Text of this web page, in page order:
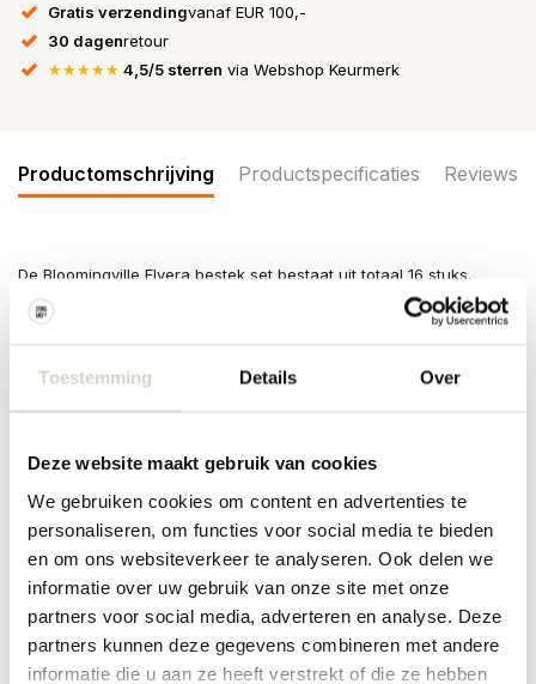
Toestemming Details Over
Deze website maakt gebruik van cookies
We gebruiken cookies om content en advertenties te
personaliseren, om functies voor social media te bieden
en om ons websiteverkeer te analyseren. Ook delen we
informatie over uw gebruik van onze site met onze
partners voor social media, adverteren en analyse. Deze
partners kunnen deze gegevens combineren met andere
informatie die u aan ze heeft verstrekt of die ze hebben
Gratis verzendingvanaf EUR 100,-
30 dagenretour
★★★★★ 4,5/5 sterren via Webshop Keurmerk
Productomschrijving Productspecificaties Reviews
De Bloomingville Elvera bestek set bestaat uit totaal 16 stuks.
Gemaakt van roestvrij staal. De glanzende zilveren afwerking
zorgt voor een strak en licht reflecterend oppervlak.
theelepel lengte 16cm. Set van 16 stuks
Materiaal: roestvrijstaal, mes gemaakt van roestvrij staal klasse
Kleur: zilver
Overige: Geschikt voor in de vaatwasser. Niet geschikt voor in de
oven en magnetron.
PRODUCTSPECIFICATIES
Artikelnummer 82069600
SKU 82069600